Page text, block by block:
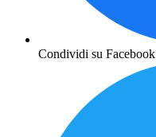
Condividi su Facebook